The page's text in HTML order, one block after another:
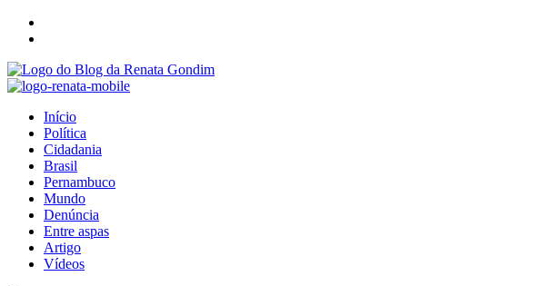
Início
Política
Cidadania
Brasil
Pernambuco
Mundo
Denúncia
Entre aspas
Artigo
Vídeos